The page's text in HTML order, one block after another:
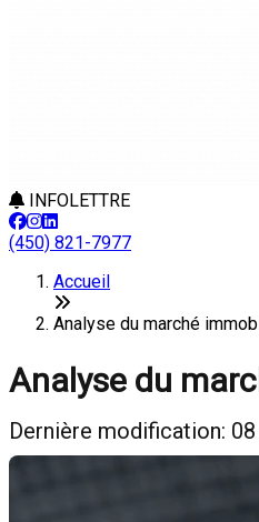
INFOLETTRE
(450) 821-7977
Accueil
Analyse du marché
Analyse du
Dernière modification: